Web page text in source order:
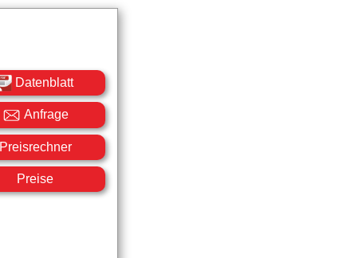
Datenblatt
Anfrage
Preisrechner
Preise